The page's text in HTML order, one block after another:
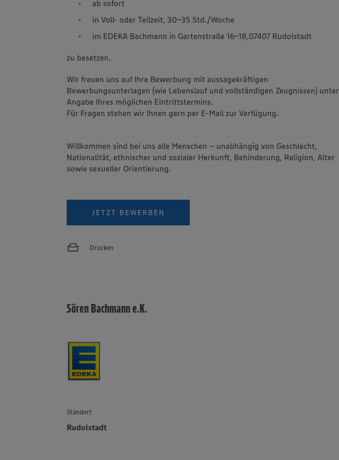
ab sofort
in Voll- oder Teilzeit, 30-35 Std./Woche
im EDEKA Bachmann in Gartenstraße 16-18,07407 Rudolstadt
zu besetzen.
Wir freuen uns auf Ihre Bewerbung mit aussagekräftigen
Bewerbungsunterlagen (wie Lebenslauf und vollständigen Zeugnissen) unter
Angabe Ihres möglichen Eintrittstermins.
Für Fragen stehen wir Ihnen gern per E-Mail zur Verfügung.
Willkommen sind bei uns alle Menschen – unabhängig von Geschlecht,
Nationalität, ethnischer und sozialer Herkunft, Behinderung, Religion, Alter
sowie sexueller Orientierung.
JETZT BEWERBEN
Drucken
Sören Bachmann e.K.
Standort
Rudolstadt